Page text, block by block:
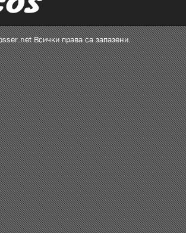
Всички права са запазени.